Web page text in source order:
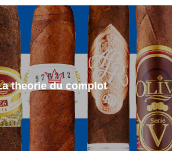
theorie du complot